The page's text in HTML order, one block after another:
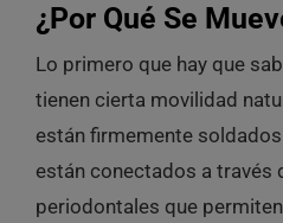
¿Por Qué Se
Lo primero que hay que
tienen cierta movilidad
están firmemente
están conectados a través
periodontales que